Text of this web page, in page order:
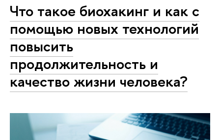
Что такое биохакинг и как с
помощью новых технологий
повысить
продолжительность и
качество жизни человека?